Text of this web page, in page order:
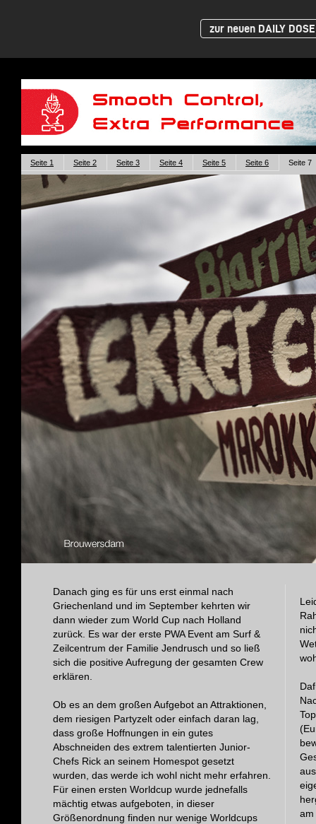
zur neuen DAILY
Seite 1 Seite 2 Seite 3 Seite 4 Seite 5 Seite 6 Seite 7
Danach ging es für uns erst einmal nach
Griechenland und im September kehrten wir
dann wieder zum World Cup nach Holland
zurück. Es war der erste PWA Event am Surf &
Zeilcentrum der Familie Jendrusch und so ließ
sich die positive Aufregung der gesamten Crew
erklären.
Ob es an dem großen Aufgebot an Attraktionen,
dem riesigen Partyzelt oder einfach daran lag,
dass große Hoffnungen in ein gutes
Abschneiden des extrem talentierten Junior-
Chefs Rick an seinem Homespot gesetzt
wurden, das werde ich wohl nicht mehr erfahren.
Für einen ersten Worldcup wurde jednefalls
mächtig etwas aufgeboten, in dieser
Größenordnung finden nur wenige Worldcups
am